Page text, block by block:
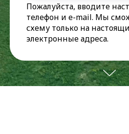
Пожалуйста, вводите
телефон и e-mail. Мы
схему только на
электронные адреса.